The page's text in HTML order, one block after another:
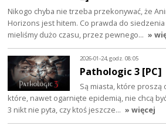
Nikogo chyba nie trzeba przekonywać, że
Horizons jest hitem. Co prawda do
mieliśmy dużo czasu, przez pewnego… »
2026-01-24, godz. 08:05
Pathologic 3 [PC]
Są miasta, które proszą
które, nawet ogarnięte epidemią, nie chcą
3 nikt nie pyta, czy ktoś jeszcze… » więcej